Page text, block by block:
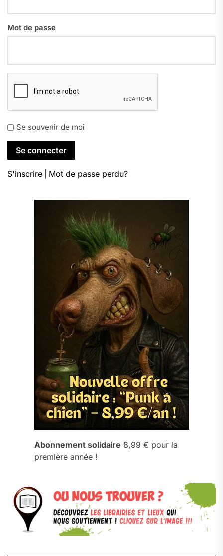
Mot de passe
Se souvenir de moi
S'inscrire Mot de passe perdu?
Abonnement solidaire 8,99 € pour la
première année !